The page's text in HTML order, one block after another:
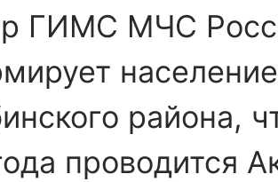
ГИМС МЧС
района,
проводится